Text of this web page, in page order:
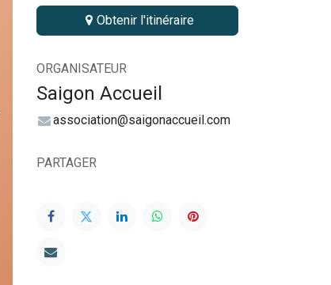
Obtenir l'itinéraire
ORGANISATEUR
Saigon Accueil
association@saigonaccueil.com
PARTAGER